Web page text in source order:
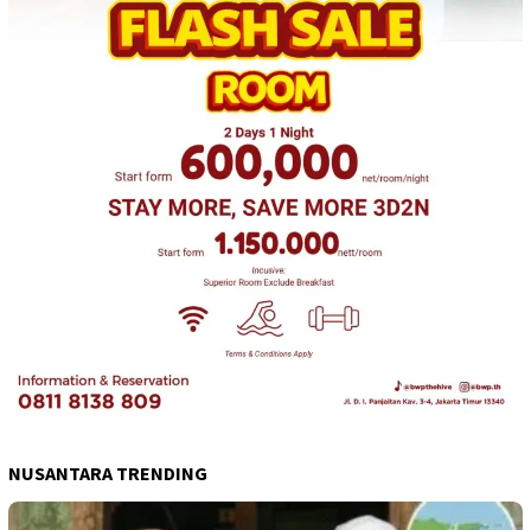
NUSANTARA TRENDING